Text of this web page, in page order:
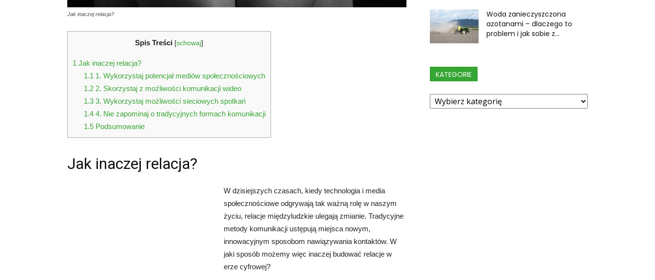
Jak inaczej relacja?
Spis Treści [schowaj]
1 Jak inaczej relacja?
1.1 1. Wykorzystaj potencjał mediów społecznościowych
1.22. Skorzystaj z możliwości komunikacji wideo
1.33. Wykorzystaj możliwości sieciowych spotkań
1.44. Nie zapominaj o tradycyjnych formach komunikacji
1.5Podsumowanie
Jak inaczej relacja?
W dzisiejszych czasach, kiedy technologia i media
społecznościowe odgrywają tak ważną rolę w naszym
życiu, relacje międzyludzkie ulegają zmianie. Tradycyjne
metody komunikacji ustępują miejsca nowym,
innowacyjnym sposobom nawiązywania kontaktów. W
jaki sposób możemy więc inaczej budować relacje w
erze cyfrowej?
Woda zanieczyszczona
azotanami – dlaczego to
problem i jak sobie z...
KATEGORIE
Kategorie